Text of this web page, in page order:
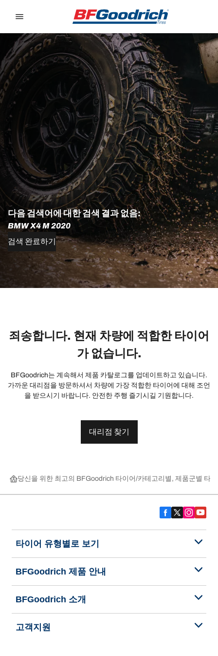
다음 검색어에 대한 검색 결과 없음:
BMW X4 M 2020
검색 완료하기
죄송합니다. 현재 차량에 적합한 타이어
가 없습니다.
BFGoodrich는 계속해서 제품 카탈로그를 업데이트하고 있습니다.
가까운 대리점을 방문하셔서 차량에 가장 적합한 타이어에 대해 조언
을 받으시기 바랍니다. 안전한 주행 즐기시길 기원합니다.
대리점 찾기
당신을 위한 최고의 BFGoodrich 타이어 카테고리별, 제품군별 타
타이어 유형별로 보기
BFGoodrich 제품 안내
BFGoodrich 소개
고객지원